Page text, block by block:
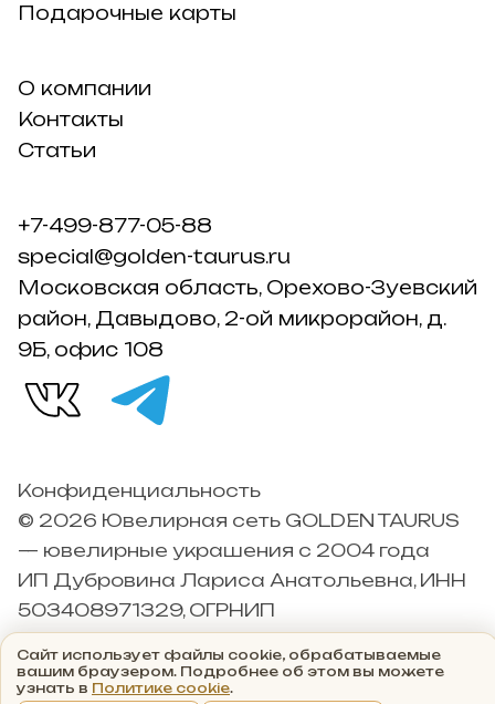
Подарочные карты
О компании
Контакты
Статьи
+7-499-877-05-88
special@golden-taurus.ru
Московская область, Орехово-Зуевский
район, Давыдово, 2-ой микрорайон, д.
9Б, офис 108
Конфиденциальность
© 2026 Ювелирная сеть GOLDEN TAURUS
— ювелирные украшения с 2004 года
ИП Дубровина Лариса Анатольевна, ИНН
503408971329, ОГРНИП
304503426000042
Сайт использует файлы cookie, обрабатываемые
вашим браузером. Подробнее об этом вы можете
узнать в Политике cookie.